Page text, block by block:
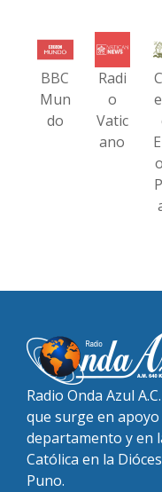
BBC
Mun
do
Radi
o
Vatic
ano
Radio Onda Azul
que surge en
departamento y en
Católica en la
Puno.